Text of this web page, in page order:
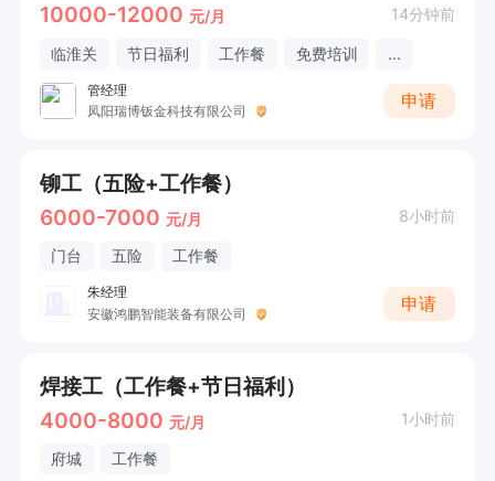
10000-12000 元/月 14分钟前
临淮关 节日福利 工作餐 免费培训 ...
管经理
凤阳瑞博钣金科技有限公司
申请
铆工（五险+工作餐）
6000-7000 元/月 8小时前
门台 五险 工作餐
朱经理
安徽鸿鹏智能装备有限公司
申请
焊接工（工作餐+节日福利）
4000-8000 元/月 1小时前
府城 工作餐